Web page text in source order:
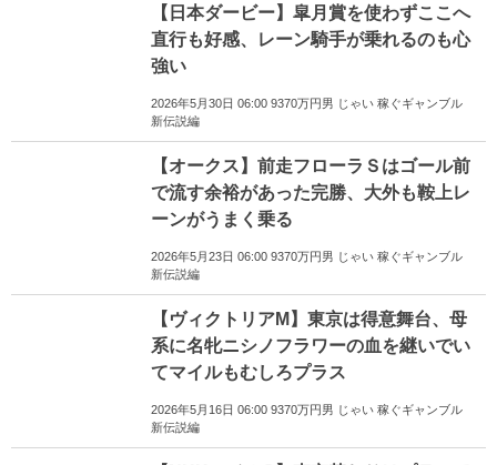
【日本ダービー】皐月賞を使わずここへ
直行も好感、レーン騎手が乗れるのも心
強い
2026年5月30日 06:00 9370万円男 じゃい 稼ぐギャンブル
新伝説編
【オークス】前走フローラＳはゴール前
で流す余裕があった完勝、大外も鞍上レ
ーンがうまく乗る
2026年5月23日 06:00 9370万円男 じゃい 稼ぐギャンブル
新伝説編
【ヴィクトリアM】東京は得意舞台、母
系に名牝ニシノフラワーの血を継いでい
てマイルもむしろプラス
2026年5月16日 06:00 9370万円男 じゃい 稼ぐギャンブル
新伝説編